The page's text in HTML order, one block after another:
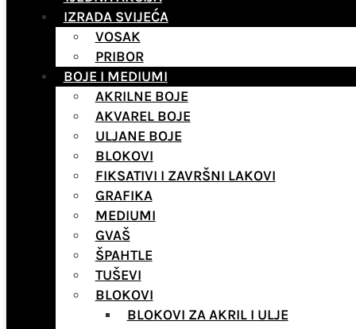
IZRADA SVIJEĆA
VOSAK
PRIBOR
BOJE I MEDIUMI
AKRILNE BOJE
AKVAREL BOJE
ULJANE BOJE
BLOKOVI
FIKSATIVI I ZAVRŠNI LAKOVI
GRAFIKA
MEDIUMI
GVAŠ
ŠPAHTLE
TUŠEVI
BLOKOVI
BLOKOVI ZA AKRIL I ULJE